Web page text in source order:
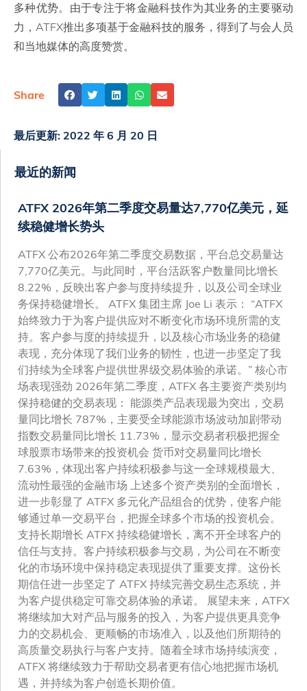
多种优势。由于专注于将金融科技作为其业务的主要驱动
力，ATFX推出多项基于金融科技的服务，得到了与会人员
和当地媒体的高度赞赏。
Share
最后更新: 2022 年 6 月 20 日
最近的新闻
ATFX 2026年第二季度交易量达7,770亿美元，延
续稳健增长势头
ATFX 公布2026年第二季度交易数据，平台总交易量达
7,770亿美元。与此同时，平台活跃客户数量同比增长
8.22%，反映出客户参与度持续提升，以及公司全球业
务保持稳健增长。 ATFX 集团主席 Joe Li 表示： “ATFX
始终致力于为客户提供应对不断变化市场环境所需的支
持。客户参与度的持续提升，以及核心市场业务的稳健
表现，充分体现了我们业务的韧性，也进一步坚定了我
们持续为全球客户提供世界级交易体验的承诺。” 核心市
场表现强劲 2026年第二季度，ATFX 各主要资产类别均
保持稳健的交易表现： 能源类产品表现最为突出，交易
量同比增长 787%，主要受全球能源市场波动加剧带动
指数交易量同比增长 11.73%，显示交易者积极把握全
球股票市场带来的投资机会 货币对交易量同比增长
7.63%，体现出客户持续积极参与这一全球规模最大、
流动性最强的金融市场 上述多个资产类别的全面增长，
进一步彰显了 ATFX 多元化产品组合的优势，使客户能
够通过单一交易平台，把握全球多个市场的投资机会。
支持长期增长 ATFX 持续稳健增长，离不开全球客户的
信任与支持。客户持续积极参与交易，为公司在不断变
化的市场环境中保持稳定表现提供了重要支撑。这份长
期信任进一步坚定了 ATFX 持续完善交易生态系统，并
为客户提供稳定可靠交易体验的承诺。 展望未来，ATFX
将继续加大对产品与服务的投入，为客户提供更具竞争
力的交易机会、更顺畅的市场准入，以及他们所期待的
高质量交易执行与客户支持。随着全球市场持续演变，
ATFX 将继续致力于帮助交易者更有信心地把握市场机
遇，并持续为客户创造长期价值。